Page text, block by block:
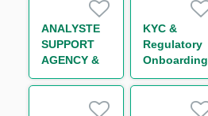
Solutions
Group (CDD)
H/F
ANALYSTE
SUPPORT
AGENCY &
TRANSACTION
IMMOBILIER
KYC &
Regulatory
Onboarding
, Global